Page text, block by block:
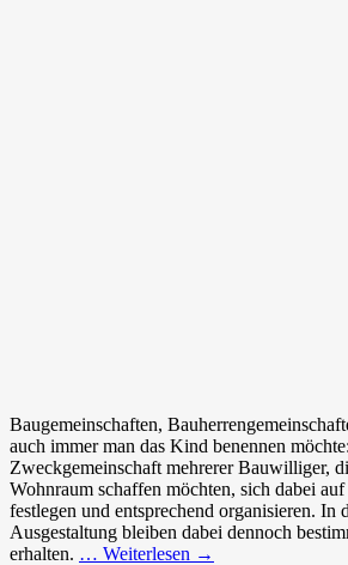
Baugemeinschaften,
auch immer man das Kind benennen
Zweckgemeinschaft mehrerer Bauwilliger,
Wohnraum schaffen möchten, sich dabei
festlegen und entsprechend organisieren. In
Ausgestaltung bleiben dabei dennoch
erhalten. … Weiterlesen →